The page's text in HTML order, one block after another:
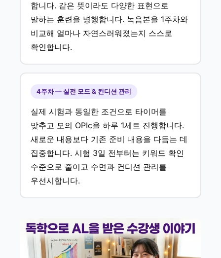
합니다. 같은 뜻이라도 다양한 표현으로
말하는 훈련을 병행합니다. 녹음본을 1주차와
비교해 얼마나 자연스러워졌는지 스스로
확인합니다.
4주차 — 실전 모드 & 컨디션 관리
실제 시험과 동일한 조건으로 타이머를
맞추고 모의 OPIc을 하루 1세트 진행합니다.
새로운 내용보다 기존 준비 내용을 다듬는 데
집중합니다. 시험 3일 전부터는 키워드 확인
수준으로 줄이고 수면과 컨디션 관리를
우선시합니다.